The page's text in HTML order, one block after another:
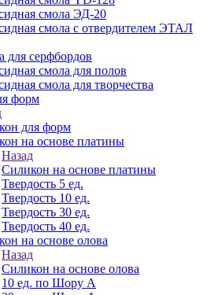
смола ЭД-20
смола с отвердителем ЭТАЛ
для серфбордов
смола для полов
смола для творчества
форм
для форм
на основе платины
Назад
Силикон на основе платины
Твердость 5 ед.
Твердость 10 ед.
Твердость 30 ед.
Твердость 40 ед.
на основе олова
Назад
Силикон на основе олова
10 ед. по Шору А